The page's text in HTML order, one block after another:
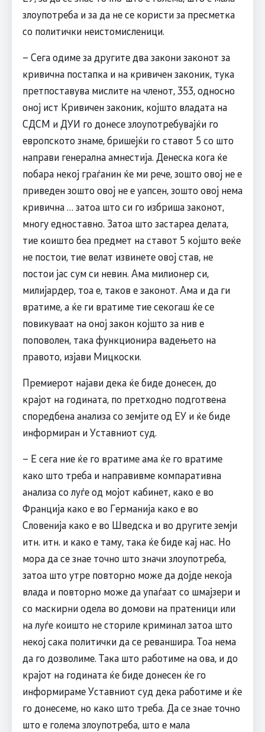
злоупотреба и за да не се користи за пресметка
со политички неистомисленици.
– Сега одиме за другите два закони законот за
кривична постапка и на кривичен законик, тука
претпоставува мислите на членот, 353, односно
оној ист Кривичен законик, којшто владата на
СДСМ и ДУИ го донесе злоупотребувајќи го
европското знаме, бришејќи го ставот 5 со што
направи генерална амнестија. Денеска кога ќе
побара некој граѓанин ќе ми рече, зошто овој не е
приведен зошто овој не е уапсен, зошто овој нема
кривична … затоа што си го избриша законот,
многу едноставно. Затоа што застареа делата,
тие коишто беа предмет на ставот 5 којшто веќе
не постои, тие велат извинете овој став, не
постои јас сум си невин. Ама милионер си,
милијардер, тоа е, таков е законот. Ама и да ги
вратиме, а ќе ги вратиме тие секогаш ќе се
повикуваат на оној закон којшто за нив е
поповолен, така функционира вадењето на
правото, изјави Мицкоски.
Премиерот најави дека ќе биде донесен, до
крајот на годината, по претходно подготвена
споредбена анализа со земјите од ЕУ и ќе биде
информиран и Уставниот суд.
– Е сега ние ќе го вратиме ама ќе го вратиме
како што треба и направивме компаративна
анализа со луѓе од мојот кабинет, како е во
Франција како е во Германија како е во
Словенија како е во Шведска и во другите земји
итн. итн. и како е таму, така ќе биде кај нас. Но
мора да се знае точно што значи злоупотреба,
затоа што утре повторно може да дојде некоја
влада и повторно може да упаѓаат со шмајзери и
со маскирни одела во домови на пратеници или
на луѓе коишто не сториле криминал затоа што
некој сака политички да се реваншира. Тоа нема
да го дозволиме. Така што работиме на ова, и до
крајот на годината ќе биде донесен ќе го
информираме Уставниот суд дека работиме и ќе
го донесеме, но како што треба. Да се знае точно
што е голема злоупотреба, што е мала